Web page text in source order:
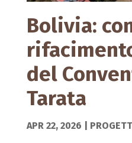
Bolivia:
del
Tarata
APR 22, 2026